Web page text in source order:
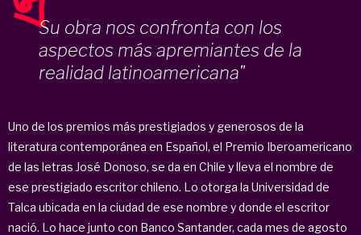
Su obra nos confronta con los
aspectos más apremiantes de la
realidad latinoamericana"
Uno de los premios más prestigiados y generosos de la
literatura contemporánea en Español, el Premio Iberoamericano
de las letras José Donoso, se da en Chile y lleva el nombre de
ese prestigiado escritor chileno. Lo otorga la Universidad de
Talca ubicada en la ciudad de ese nombre y donde el escritor
nació. Lo hace junto con Banco Santander, cada mes de agosto